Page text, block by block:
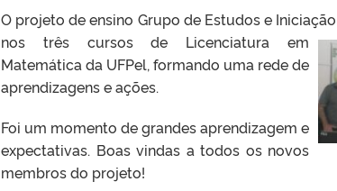
O projeto de ensino Grupo de Estudos e
nos três cursos de Licenciatura em
Matemática da UFPel, formando uma rede de
aprendizagens e ações.
Foi um momento de grandes aprendizagem e
expectativas. Boas vindas a todos os novos
membros do projeto!